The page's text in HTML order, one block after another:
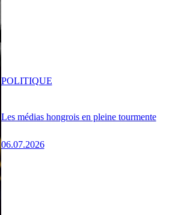
Les médias hongrois en pleine tourmente
06.07.2026
POLITIQUE